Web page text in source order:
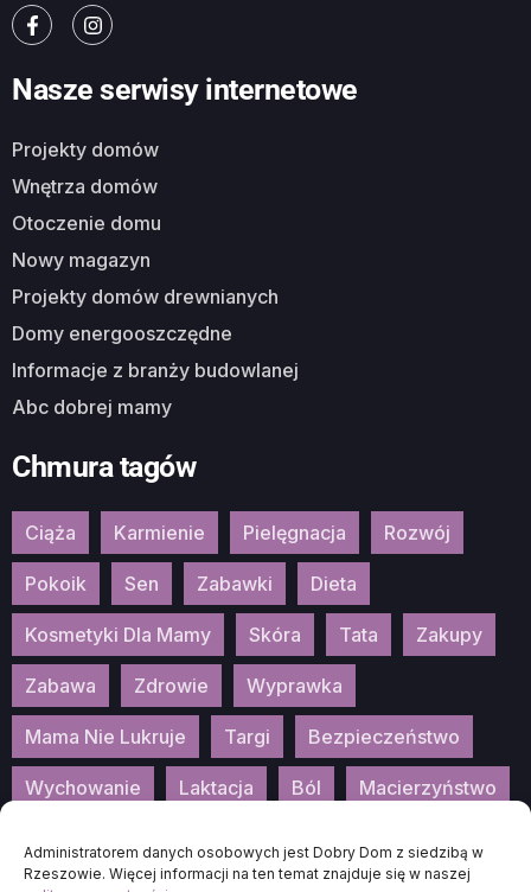
Administratorem danych osobowych jest Dobry Dom z siedzibą w
Rzeszowie. Więcej informacji na ten temat znajduje się w naszej
Nasze serwisy internetowe
Projekty domów
Wnętrza domów
Otoczenie domu
Nowy magazyn
Projekty domów drewnianych
Domy energooszczędne
Informacje z branży budowlanej
Abc dobrej mamy
Chmura tagów
Ciąża Karmienie Pielęgnacja Rozwój
Pokoik Sen Zabawki Dieta
Kosmetyki Dla Mamy Skóra Tata Zakupy
Zabawa Zdrowie Wyprawka
Mama Nie Lukruje Targi Bezpieczeństwo
Wychowanie Laktacja Ból Macierzyństwo